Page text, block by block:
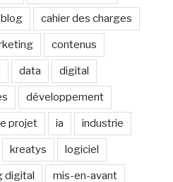
blog cahier des charges
contenus
data digital
développement
projet ia industrie
kreatys logiciel
digital mis-en-avant